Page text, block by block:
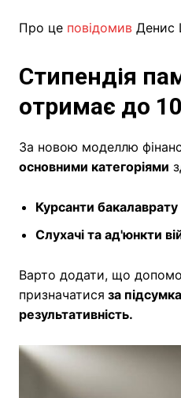
Про це повідомив Денис
Стипендія
отримає до
За новою моделлю
основними категоріями
Курсанти бакалаврату
Слухачі та ад'юнкти
Варто додати, що
призначатися за
результативність.